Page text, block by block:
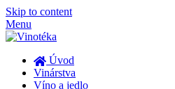
Skip to content
Menu
Úvod
Vinárstva
Víno a jedlo